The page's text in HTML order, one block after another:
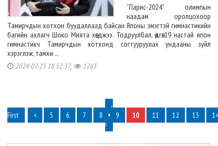
“Парис-2024” олимпын
наадам оролцохоор
Тамирчдын хотхон буудаллаад байсан Японы эмэгтэй гимнастикийн
багийн ахлагч Шоко Мията хөөгджээ. Тодруулбал, өдгөө 19 настай япон
гимнастикч Тамирчдын хотхонд согтууруулах ундааны зүйл
хэрэглэж, тамхи ...
2024-07-25 18:52:37, 1263
‹
First
< 5 6 7 8 9 10 11 12 13
›